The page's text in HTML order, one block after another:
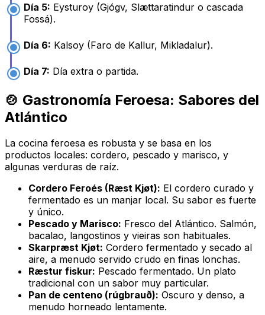
Día 5: Eysturoy (Gjógv, Slættaratindur o cascada
Fossá).
Día 6: Kalsoy (Faro de Kallur, Mikladalur).
Día 7: Día extra o partida.
🍲 Gastronomía Feroesa: Sabores del
Atlántico
La cocina feroesa es robusta y se basa en los
productos locales: cordero, pescado y marisco, y
algunas verduras de raíz.
Cordero Feroés (Ræst Kjøt): El cordero curado y
fermentado es un manjar local. Su sabor es fuerte
y único.
Pescado y Marisco: Fresco del Atlántico. Salmón,
bacalao, langostinos y vieiras son habituales.
Skarpræst Kjøt: Cordero fermentado y secado al
aire, a menudo servido crudo en finas lonchas.
Ræstur fiskur: Pescado fermentado. Un plato
tradicional con un sabor muy particular.
Pan de centeno (rúgbrauð): Oscuro y denso, a
menudo horneado lentamente.